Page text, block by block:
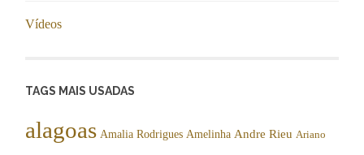
Vídeos
TAGS MAIS USADAS
alagoas Amalia Rodrigues Amelinha Andre Rieu Ariano